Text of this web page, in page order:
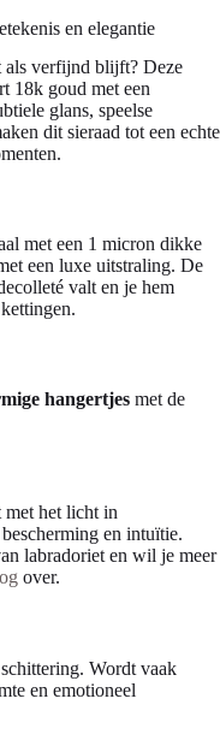
en elegantie
als verfijnd blijft? Deze
18k goud met een
glans, speelse
dit sieraad tot een echte
met een 1 micron dikke
een luxe uitstraling. De
valt en je hem
hangertjes met de
met het licht in
en intuïtie.
labradoriet en wil je meer
over.
Wordt vaak
en emotioneel